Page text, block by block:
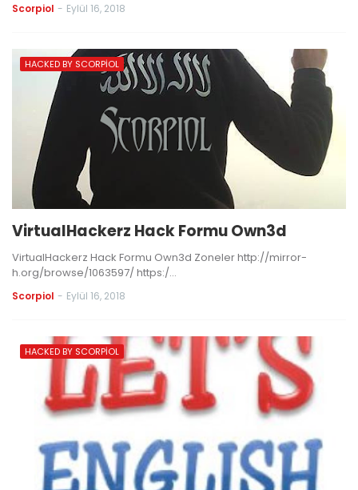
Scorpiol - Eylül 16, 2018
HACKED BY SCORPIOL
VirtualHackerz Hack Formu Own3d
VirtualHackerz Hack Formu Own3d Zoneler http://mirror-
h.org/browse/1063597/ https:/…
Scorpiol - Eylül 16, 2018
HACKED BY SCORPIOL